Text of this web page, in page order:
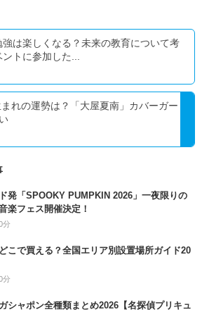
強は楽しくなる？未来の教育について考
トに参加した...
れの運勢は？「大屋夏南」カバーガー
発「SPOOKY PUMPKIN 2026」一夜限りの
楽フェス開催決定！
分
こで買える？全国エリア別設置場所ガイド20
分
シャポン全種類まとめ2026【名探偵プリキュ